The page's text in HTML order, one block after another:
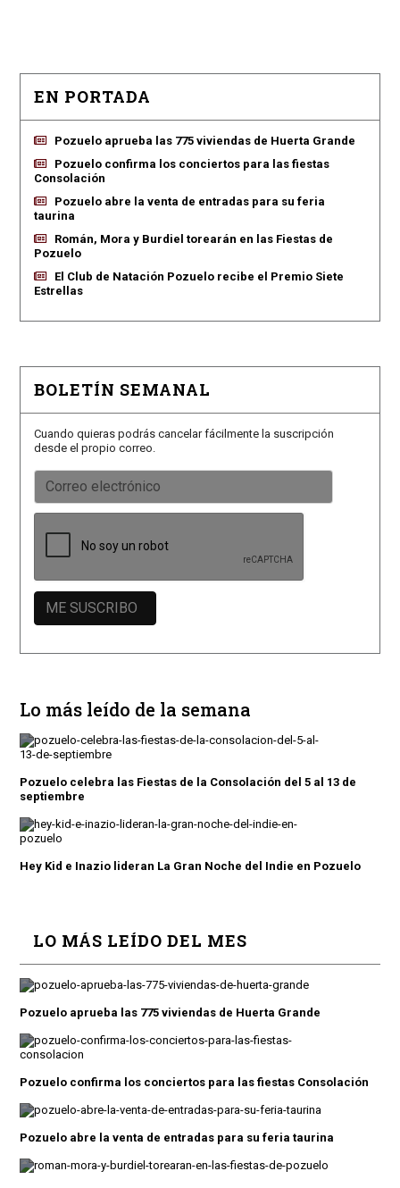
EN PORTADA
Pozuelo aprueba las 775 viviendas de Huerta Grande
Pozuelo confirma los conciertos para las fiestas
Consolación
Pozuelo abre la venta de entradas para su feria
taurina
Román, Mora y Burdiel torearán en las Fiestas de
Pozuelo
El Club de Natación Pozuelo recibe el Premio Siete
Estrellas
BOLETÍN SEMANAL
Cuando quieras podrás cancelar fácilmente la suscripción
desde el propio correo.
Lo más leído de la semana
Pozuelo celebra las Fiestas de la Consolación del 5 al 13 de
septiembre
Hey Kid e Inazio lideran La Gran Noche del Indie en Pozuelo
LO MÁS LEÍDO DEL MES
Pozuelo aprueba las 775 viviendas de Huerta Grande
Pozuelo confirma los conciertos para las fiestas Consolación
Pozuelo abre la venta de entradas para su feria taurina